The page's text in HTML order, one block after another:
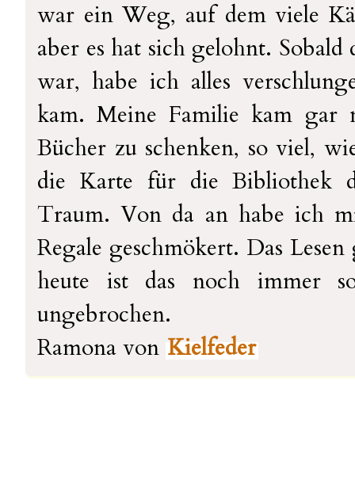
war ein Weg, auf dem viele
aber es hat sich gelohnt.
war, habe ich alles
kam. Meine Familie kam
Bücher zu schenken, so viel,
die Karte für die Bibliothek
Traum. Von da an habe ich
Regale geschmökert. Das
heute ist das noch immer
ungebrochen.
Ramona von Kielfeder